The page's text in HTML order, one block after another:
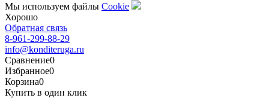
Мы используем файлы Сookie
Хорошо
Обратная связь
8-961-299-88-29
info@konditeruga.ru
Сравнение0
Избранное0
Корзина0
Купить в один клик